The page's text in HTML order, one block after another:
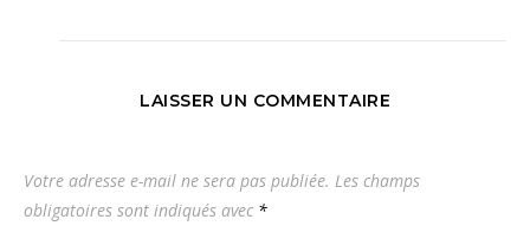
LAISSER UN COMMENTAIRE
Votre adresse e-mail ne sera pas publiée. Les champs
obligatoires sont indiqués avec *